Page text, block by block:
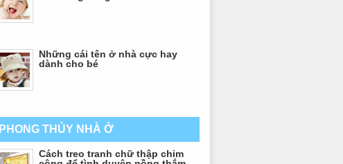
Những cái tên ở nhà cực hay
dành cho bé
PHONG THỦY NHÀ Ở
Cách treo tranh chữ thập chim